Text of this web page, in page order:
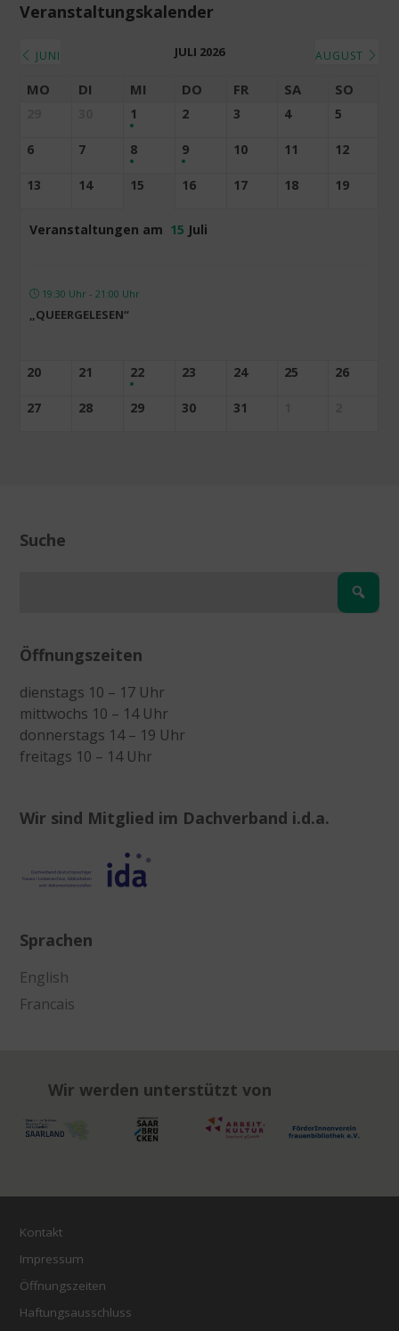
Veranstaltungskalender
JUNI JULI 2026 AUGUST
MO DI MI DO FR SA SO
1 2 3 4 5
6 7 8 9 10 11 12
13 14 15 16 17 18 19
Veranstaltungen am 15 Juli
19:30 Uhr - 21:00 Uhr
„QUEERGELESEN“
20 21 22 23 24 25 26
27 28 29 30 31
Suche
Öffnungszeiten
dienstags 10 – 17 Uhr
mittwochs 10 – 14 Uhr
donnerstags 14 – 19 Uhr
freitags 10 – 14 Uhr
Wir sind Mitglied im Dachverband i.d.a.
Sprachen
English
Francais
Wir werden unterstützt von
Kontakt
Impressum
Öffnungszeiten
Haftungsausschluss